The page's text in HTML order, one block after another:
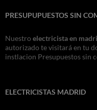
PRESUPUPUESTOS SIN
Nuestro electricista en
autorizado te visitará en tu
instlacion Presupuestos sin
ELECTRICISTAS MADRID